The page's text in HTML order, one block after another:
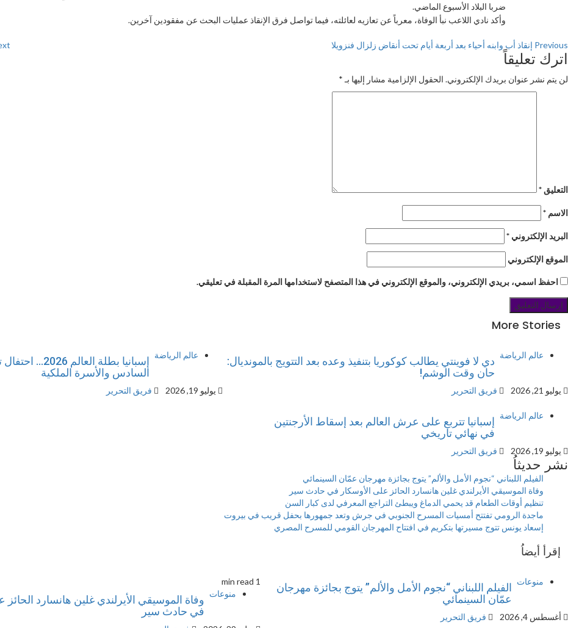
ضربا البلاد الأسبوع الماضي.
وأكد نادي اللاعب نبأ الوفاة، معرباً عن تعازيه لعائلته، فيما تواصل فرق الإنقاذ عمليات البحث عن مفقودين آخرين.
Previous إنقاذ أب وابنه أحياء بعد أربعة أيام تحت أنقاض زلزال فنزويلا
اترك تعليقاً
لن يتم نشر عنوان بريدك الإلكتروني. الحقول الإلزامية مشار إليها بـ *
التعليق *
الاسم *
البريد الإلكتروني *
الموقع الإلكتروني
احفظ اسمي، بريدي الإلكتروني، والموقع الإلكتروني في هذا المتصفح لاستخدامها المرة المقبلة في تعليقي.
More Stories
عالم الرياضة دي لا فوينتي يطالب كوكوريا بتنفيذ وعده بعد التتويج بالمونديال:
حان وقت الوشم!
يوليو 21, 2026 فريق التحرير
عالم الرياضة
إسبانيا بطلة
السادس والأسرة الملكية
يوليو 19, 2026 فريق التحرير
عالم الرياضة
إسبانيا تتربع على عرش العالم بعد إسقاط الأرجنتين
في نهائي تاريخي
يوليو 19, 2026 فريق التحرير
نشر حديثاُ
الفيلم اللبناني “نجوم الأمل والألم” يتوج بجائزة مهرجان عمّان السينمائي
وفاة الموسيقي الأيرلندي غلين هانسارد الحائز على الأوسكار في حادث سير
تنظيم أوقات الطعام قد يحمي الدماغ ويبطئ التراجع المعرفي لدى كبار السن
ماجدة الرومي تفتتح أمسيات المسرح الجنوبي في جرش وتعد جمهورها بحفل قريب في بيروت
إسعاد يونس تتوج مسيرتها بتكريم في افتتاح المهرجان القومي للمسرح المصري
إقرأ أيضاُ
منوعات
الفيلم اللبناني “نجوم الأمل والألم” يتوج بجائزة مهرجان
عمّان السينمائي
أغسطس 4, 2026 فريق التحرير
1 min read
منوعات وفاة الموسيقي الأيرلندي غلين هانسارد الحائز
في حادث سير